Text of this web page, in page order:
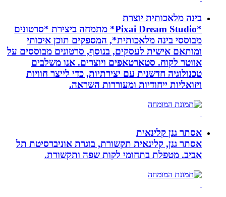
בינה מלאכותית יוצרת
*Pixai Dream Studio* מתמחה ביצירת *סרטונים
מבוססי בינה מלאכותית*, המספקים תוכן איכותי
ומותאם אישית לעסקים, בנוסף, סרטונים מבוססים על
אווטר לקוח. סטארטאפים ויוצרים. אנו משלבים
טכנולוגיה חדשנית עם יצירתיות, כדי לייצר חוויות
ויזואליות ייחודיות ומעוררות השראה.
אסתר גנן קלינאית
אסתר גנן, קלינאית תקשורת, בוגרת אוניברסיטת תל
אביב. מטפלת בתחומי לקות שפה ותקשורת.